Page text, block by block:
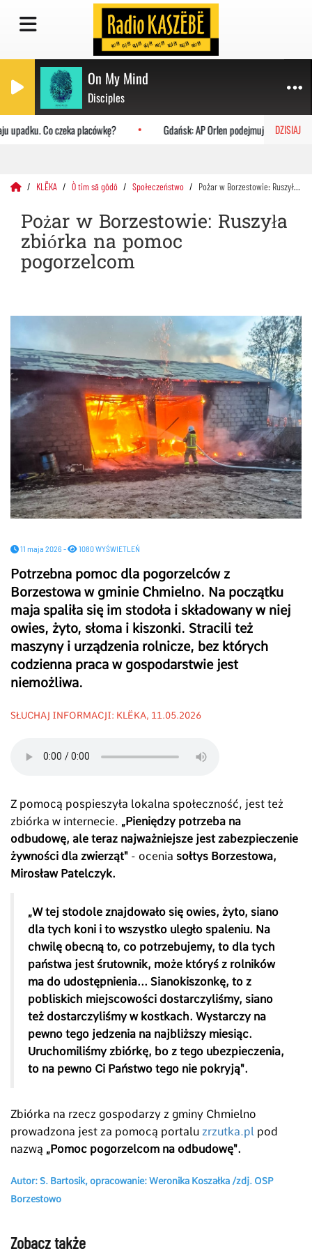
On My Mind
Disciples
DZISIAJ
Co czeka placówkę? Gdańsk: AP Orlen podejmuje
KLËKA Ò tim sã gôdô Społeczeństwo Pożar w Borzestowie: Ruszyła zbiórka na pomoc pogorzelcom
Pożar w Borzestowie: Ruszyła
zbiórka na pomoc
pogorzelcom
11 maja 2026 - 1080 WYŚWIETLEŃ
Potrzebna pomoc dla pogorzelców z
Borzestowa w gminie Chmielno. Na początku
maja spaliła się im stodoła i składowany w niej
owies, żyto, słoma i kiszonki. Stracili też
maszyny i urządzenia rolnicze, bez których
codzienna praca w gospodarstwie jest
niemożliwa.
SŁUCHAJ INFORMACJI: KLËKA, 11.05.2026
Z pomocą pospieszyła lokalna społeczność, jest też
zbiórka w internecie. „Pieniędzy potrzeba na
odbudowę, ale teraz najważniejsze jest zabezpieczenie
żywności dla zwierząt" - ocenia sołtys Borzestowa,
Mirosław Patelczyk.
„W tej stodole znajdowało się owies, żyto, siano
dla tych koni i to wszystko uległo spaleniu. Na
chwilę obecną to, co potrzebujemy, to dla tych
państwa jest śrutownik, może któryś z rolników
ma do udostępnienia... Sianokiszonkę, to z
pobliskich miejscowości dostarczyliśmy, siano
też dostarczyliśmy w kostkach. Wystarczy na
pewno tego jedzenia na najbliższy miesiąc.
Uruchomiliśmy zbiórkę, bo z tego ubezpieczenia,
to na pewno Ci Państwo tego nie pokryją".
Zbiórka na rzecz gospodarzy z gminy Chmielno
prowadzona jest za pomocą portalu zrzutka.pl pod
nazwą „Pomoc pogorzelcom na odbudowę".
Autor: S. Bartosik, opracowanie: Weronika Koszałka /zdj. OSP
Borzestowo
Zobacz także